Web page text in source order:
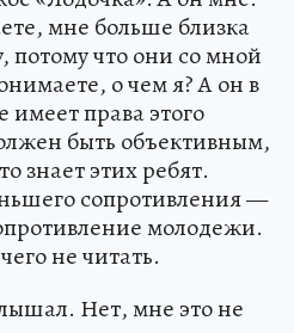
мне больше близка
потому что они со мной
о чем я? А он в
имеет права этого
быть объективным,
знает этих ребят.
сопротивления —
молодежи.
не читать.
Нет, мне это не